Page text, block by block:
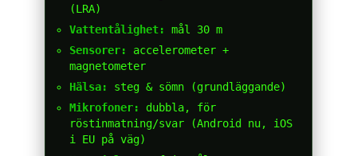
(LRA)
Vattentålighet:
mål 30 m
Sensorer:
accelerometer +
magnetometer
Hälsa:
steg & sömn (grundläggande)
Mikrofoner:
dubbla, för
röstinmatning/svar (Android nu, iOS
i EU på väg)